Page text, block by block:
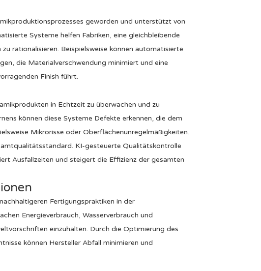
geworden und unterstützt von
Systeme helfen Fabriken, eine gleichbleibende
rationalisieren. Beispielsweise können automatisierte
die Materialverschwendung minimiert und eine
Finish führt.
in Echtzeit zu überwachen und zu
können diese Systeme Defekte erkennen, die dem
Mikrorisse oder Oberflächenunregelmäßigkeiten.
KI-gesteuerte Qualitätskontrolle
Ausfallzeiten und steigert die Effizienz der gesamten
Fertigungspraktiken in der
Energieverbrauch, Wasserverbrauch und
einzuhalten. Durch die Optimierung des
können Hersteller Abfall minimieren und